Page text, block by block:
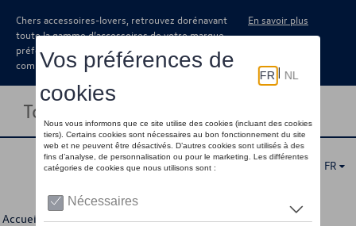
Chers accessoires-lovers, retrouvez dorénavant
toute la gamme d’accessoires de votre marque
préférée sous forme de catalogue à
commander auprès de votre concessionaire.
En savoir plus
Toggle navigation
FR
Accueil >Pour vous >CUPRA > Accessoires